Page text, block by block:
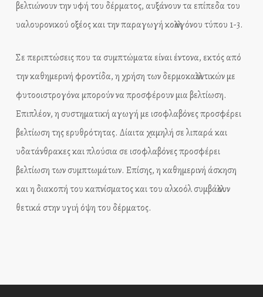
βελτιώνουν την υφή του δέρματος, αυξάνουν τα επίπεδα του
υαλουρονικού οξέος και την παραγωγή κολλαγόνου τύπου 1-3.
Σε περιπτώσεις που τα συμπτώματα είναι έντονα, εκτός από
την καθημερινή φροντίδα, η χρήση των δερμοκαλλυντικών με
φυτοοιστρογόνα μπορούν να προσφέρουν μια βελτίωση.
Επιπλέον, η συστηματική αγωγή με ισοφλαβόνες προσφέρει
βελτίωση της ερυθρότητας. Δίαιτα χαμηλή σε λιπαρά και
υδατάνθρακες και πλούσια σε ισοφλαβόνες προσφέρει
βελτίωση των συμπτωμάτων. Επίσης, η καθημερινή άσκηση
και η διακοπή του καπνίσματος και του αλκοόλ συμβάλλουν
θετικά στην υγιή όψη του δέρματος.